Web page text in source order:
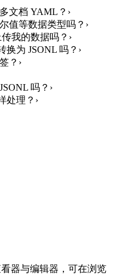
文档 YAML？ ›
值等数据类型吗？ ›
我的数据吗？ ›
为 JSONL 吗？ ›
？ ›
吗？ ›
处理？ ›
器与编辑器，可在浏览